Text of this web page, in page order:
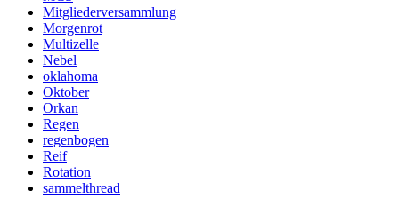
Mitgliederversammlung
Morgenrot
Multizelle
Nebel
oklahoma
Oktober
Orkan
Regen
regenbogen
Reif
Rotation
sammelthread